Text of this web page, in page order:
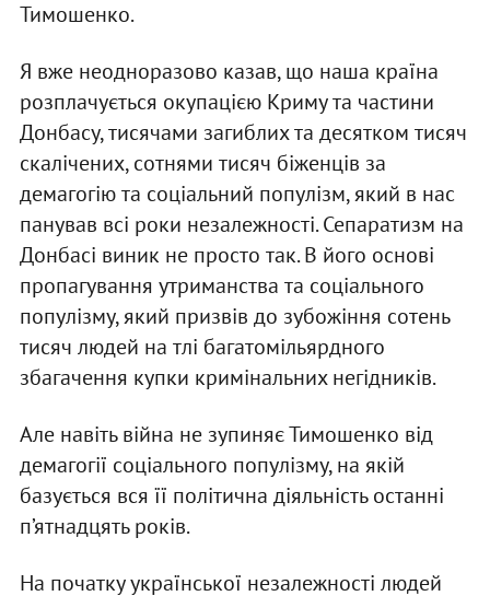
Тимошенко.
Я вже неодноразово казав, що наша країна
розплачується окупацією Криму та частини
Донбасу, тисячами загиблих та десятком тисяч
скалічених, сотнями тисяч біженців за
демагогію та соціальний популізм, який в нас
панував всі роки незалежності. Сепаратизм на
Донбасі виник не просто так. В його основі
пропагування утриманства та соціального
популізму, який призвів до зубожіння сотень
тисяч людей на тлі багатомільярдного
збагачення купки кримінальних негідників.
Але навіть війна не зупиняє Тимошенко від
демагогії соціального популізму, на якій
базується вся її політична діяльність останні
п’ятнадцять років.
На початку української незалежності людей